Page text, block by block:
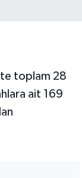
toplam 28
ait 169